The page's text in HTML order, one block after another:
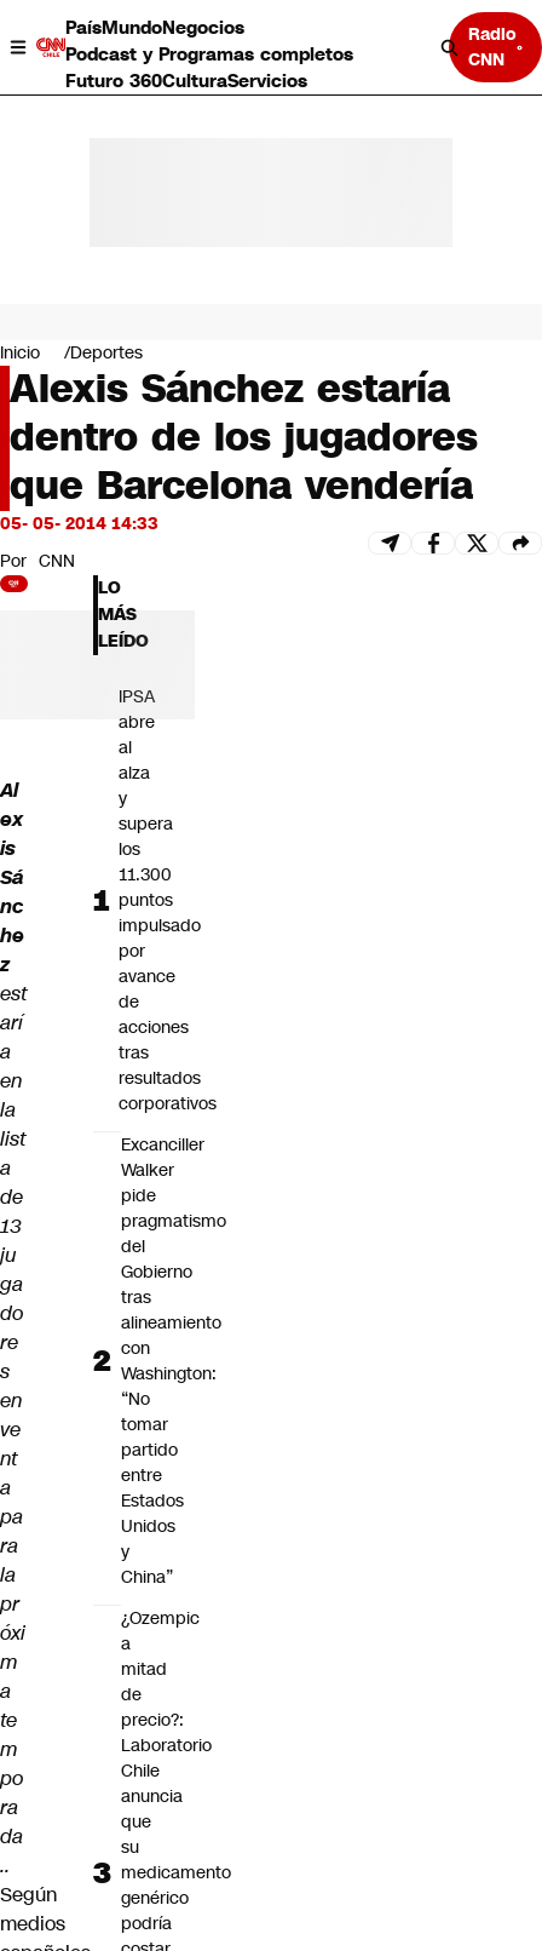
PaísMundoNegocios
Podcast y Programas completos
Futuro 360CulturaServicios
Radio
CNN
Negocios
Deportes
Programas completos
Cultura
Servicios
Bits
CNN Data
CNN tiempo
Futuro 360
Opinión
Inicio Deportes
Alexis Sánchez estaría
dentro de los jugadores
que Barcelona vendería
05- 05- 2014 14:33
Por CNN
Al
ex
is
Sá
nc
he
z
est
arí
a
en
la
list
a
de
13
ju
ga
do
re
s
en
ve
nt
a
pa
ra
la
pr
óxi
m
a
te
m
po
ra
da
..
Según
medios
LO
MÁS
LEÍDO
IPSA
abre
al
alza
y
supera
los
11.300
puntos
impulsado
por
avance
de
acciones
tras
resultados
corporativos
Excanciller
Walker
pide
pragmatismo
del
Gobierno
tras
alineamiento
con
Washington:
“No
tomar
partido
entre
Estados
Unidos
y
China”
¿Ozempic
a
mitad
de
precio?:
Laboratorio
Chile
anuncia
que
su
medicamento
genérico
podría